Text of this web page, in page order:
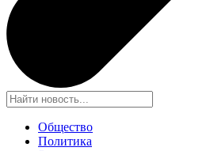
Общество
Политика